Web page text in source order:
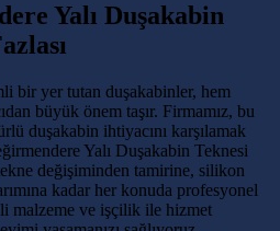
Yalı Duşakabin
bir yer tutan duşakabinler, hem
büyük önem taşır. Firmamız, bu
duşakabin ihtiyacını karşılamak
Yalı Duşakabin Teknesi
değişiminden tamirine, silikon
kadar her konuda profesyonel
malzeme ve işçilik ile hizmet